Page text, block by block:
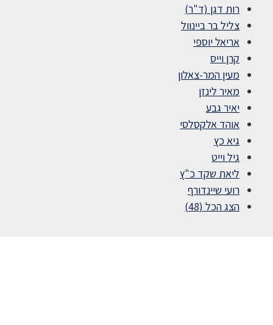
רות דגן (ד"ר)
צליל בר ביינוול
אריאל יוספי
קרן וייס
מעין המר-צאלון
מאיר לינזן
יאיר גבע
אוהד אלקסלסי
גיא כץ
גיל וייט
ליאת שקד כ"ץ
רועי שיינדורף
הצג הכל (48)